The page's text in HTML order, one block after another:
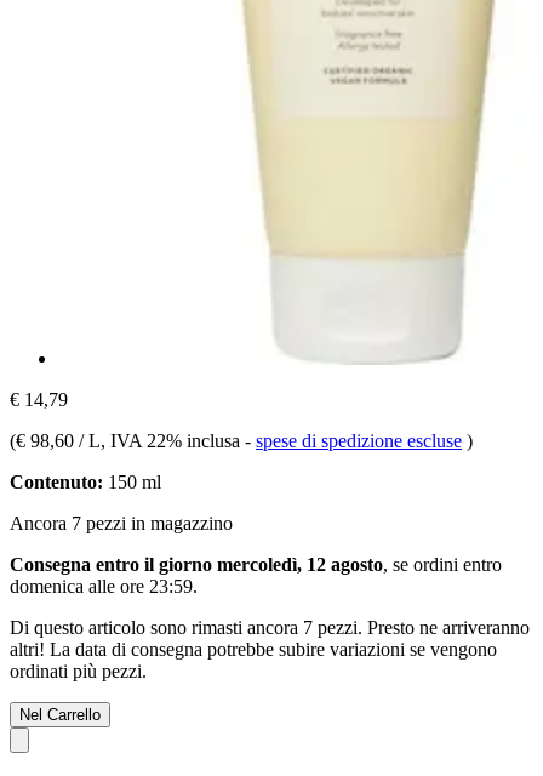
€ 14,79
(€ 98,60 / L, IVA 22% inclusa - spese di spedizione escluse )
Contenuto: 150 ml
Ancora 7 pezzi in magazzino
Consegna entro il giorno mercoledì, 12 agosto, se ordini entro
domenica alle ore 23:59.
Di questo articolo sono rimasti ancora 7 pezzi. Presto ne arriveranno
altri! La data di consegna potrebbe subire variazioni se vengono
ordinati più pezzi.
Nel Carrello